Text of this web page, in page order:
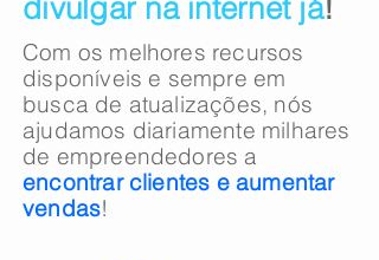
divulgar na internet já!
Com os melhores recursos
disponíveis e sempre em
busca de atualizações, nós
ajudamos diariamente milhares
de empreendedores a
encontrar clientes e aumentar
vendas!